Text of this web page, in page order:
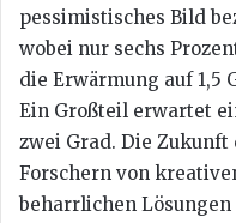
pessimistisches Bild
wobei nur sechs
die Erwärmung auf 1,5
Ein Großteil erwartet
zwei Grad. Die
Forschern von
beharrlichen